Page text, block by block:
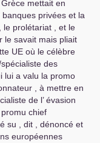
mettait en
privées et la
le prolétariat , et le
le savait mais pliait
UE où le célèbre
des
lui a valu la promo
, à mettre en
de l’ évasion
chief
su , dit , dénoncé et
européennes